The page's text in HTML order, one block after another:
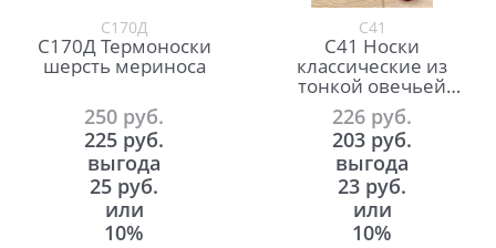
С170Д
С170Д Термоноски
шерсть мериноса
250 руб.
225 руб.
выгода
25 руб.
или
10%
С41
С41 Носки
классические из
тонкой овечьей
шерсти
226 руб.
203 руб.
выгода
23 руб.
или
10%